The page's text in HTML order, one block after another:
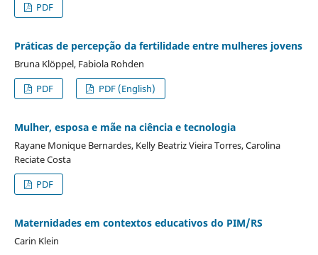
PDF
Práticas de percepção da fertilidade entre mulheres jovens
Bruna Klöppel, Fabiola Rohden
PDF
PDF (English)
Mulher, esposa e mãe na ciência e tecnologia
Rayane Monique Bernardes, Kelly Beatriz Vieira Torres, Carolina
Reciate Costa
PDF
Maternidades em contextos educativos do PIM/RS
Carin Klein